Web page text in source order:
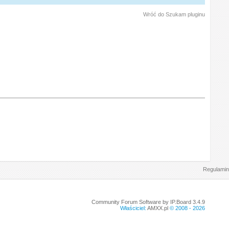
Wróć do Szukam pluginu
Regulamin
Community Forum Software by IP.Board 3.4.9
Właściciel: AMXX.pl© 2008 - 2026